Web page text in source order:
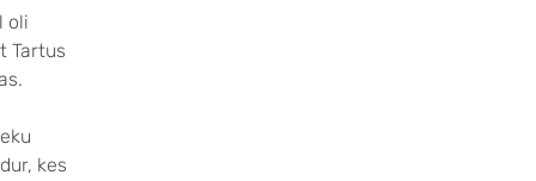
oli
Tartus
kes